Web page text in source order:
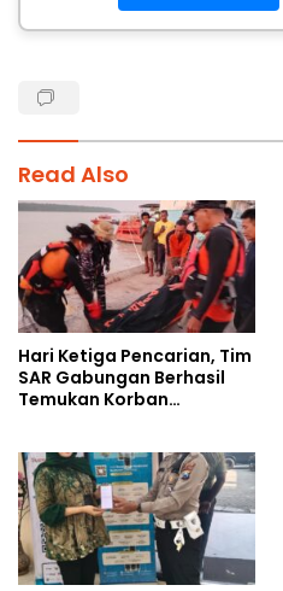
Read Also
Hari Ketiga Pencarian, Tim
SAR Gabungan Berhasil
Temukan Korban